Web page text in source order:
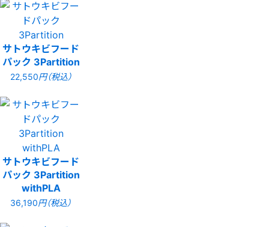
サトウキビフード
パック 3Partition
22,550円（税込）
サトウキビフード
パック 3Partition
withPLA
36,190円（税込）